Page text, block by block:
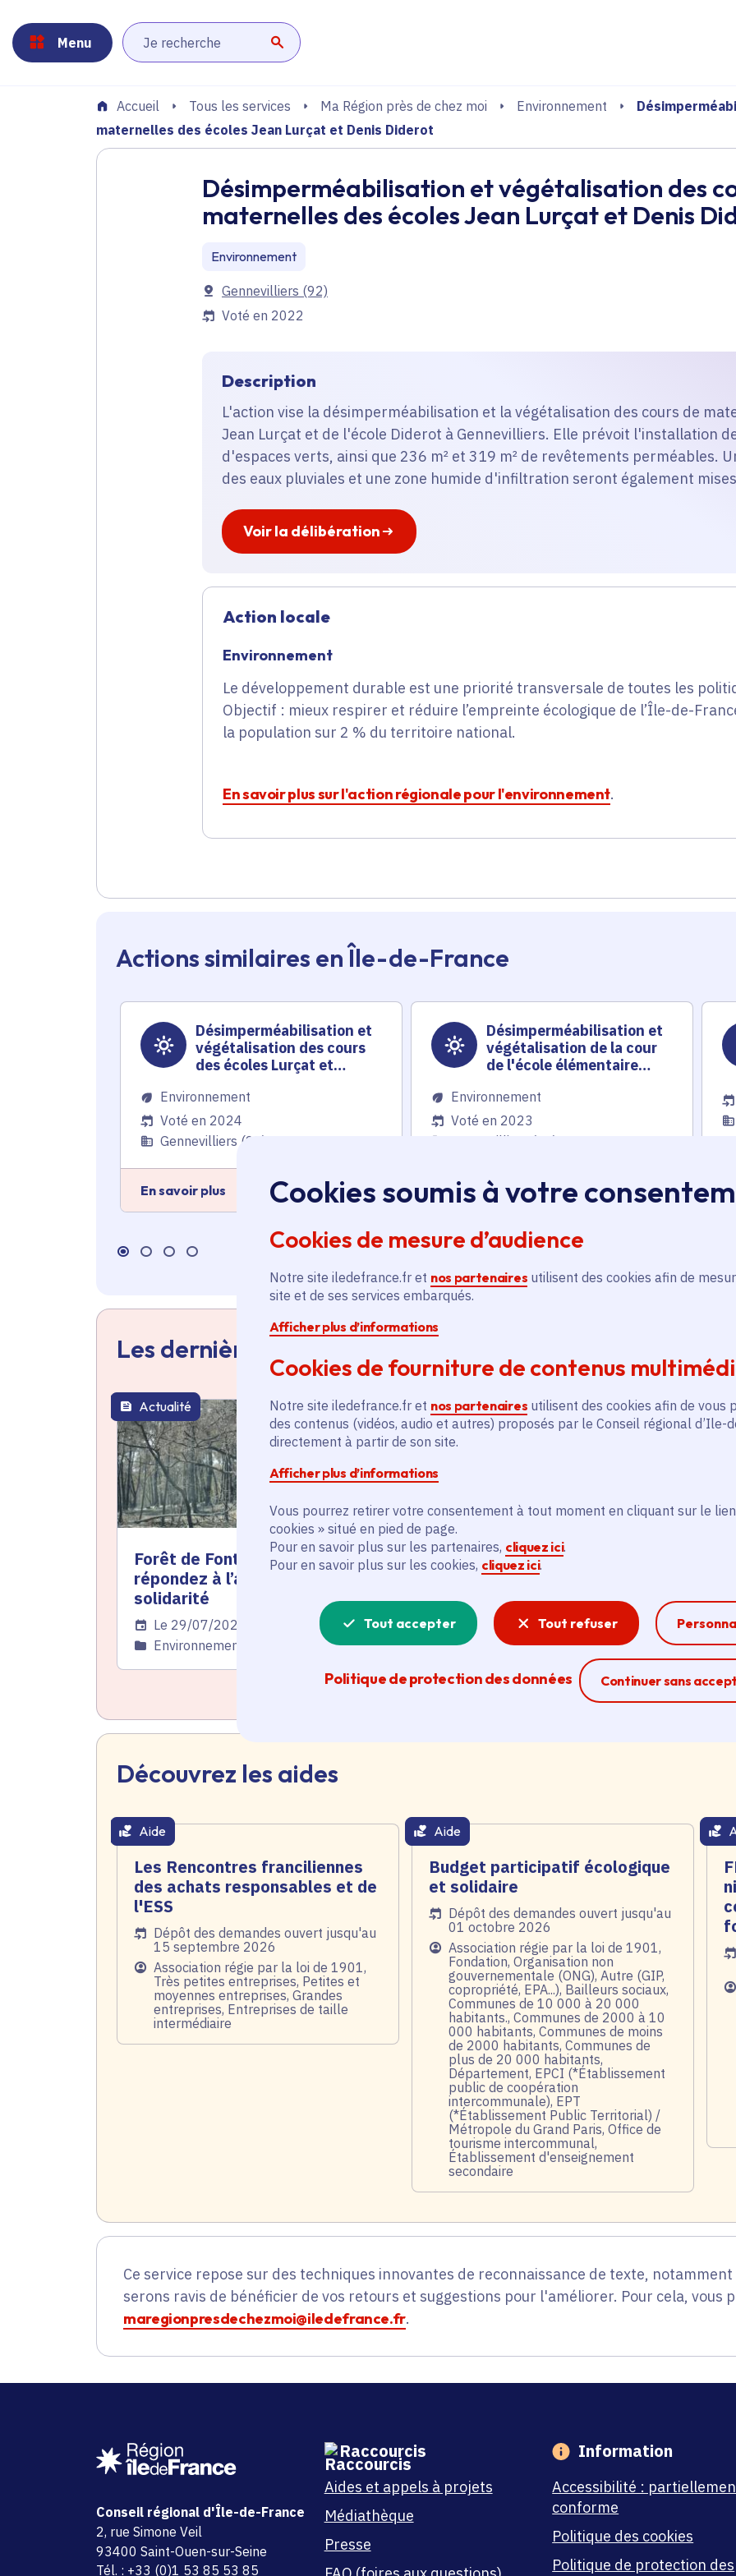
Cookies soumis à votre
Cookies de mesure d’audience
Notre site iledefrance.fr et nos partenaires utilisent des cookies afin de
site et de ses services embarqués.
Afficher plus d’informations
Cookies de fourniture de contenus
Notre site iledefrance.fr et nos partenaires utilisent des cookies afin de vous
des contenus (vidéos, audio et autres) proposés par le Conseil régional d’Ile-
directement à partir de son site.
Afficher plus d’informations
Vous pourrez retirer votre consentement à tout moment en cliquant sur le
cookies » situé en pied de page.
Pour en savoir plus sur les partenaires, cliquez ici.
Pour en savoir plus sur les cookies, cliquez ici.
Tout accepter Tout refuser
Politique de protection des données Continuer sans
Ferme la
Menu
Lancer la recherche
Accueil Tous les services Ma Région près de chez moi Environnement
maternelles des écoles Jean Lurçat et Denis Diderot
Désimperméabilisation et végétalisation des
maternelles des écoles Jean Lurçat et Denis
Environnement
Communes
Gennevilliers (92)
Voté en 2022
Description
L'action vise la désimperméabilisation et la végétalisation des cours de
Jean Lurçat et de l'école Diderot à Gennevilliers. Elle prévoit l'installation
d'espaces verts, ainsi que 236 m² et 319 m² de revêtements perméables.
des eaux pluviales et une zone humide d'infiltration seront également
Voir la délibération
Action locale
Environnement
Le développement durable est une priorité transversale de toutes les
Objectif : mieux respirer et réduire l’empreinte écologique de l’Île-de-
la population sur 2 % du territoire national.
En savoir plus sur l'action régionale pour l'environnement.
Actions similaires en Île-de-France
Désimperméabilisation et
végétalisation des cours
des écoles Lurçat et
Environnement
Voté en 2024
Gennevilliers (92)
En savoir plus
Désimperméabilisation et
végétalisation de la cour
de l'école élémentaire
Environnement
Voté en 2023
Gennevilliers (92)
En savoir plus
Les dernières actualités
thématique active
Actualité
Forêt de Fontainebleau :
répondez à l’appel à la
solidarité
Date de l'arrêté
Le 29/07/2026
Catégorie
Environnement, Région Île-de-France
thématique active
Actualité
Incendie de Fontainebleau : le
plan d'action de la Région pour
protéger les forêts
franciliennes
Date de l'arrêté
Le 24/07/2026
Environnement, Région Île-de-France
Découvrez les aides
thématique active
Aide
Les Rencontres franciliennes
des achats responsables et de
l'ESS
Date de l'arrêté
Dépôt des demandes ouvert jusqu'au
15 septembre 2026
PublicAssociation régie par la loi de 1901,
Très petites entreprises, Petites et
moyennes entreprises, Grandes
entreprises, Entreprises de taille
intermédiaire
thématique active
Aide
Budget participatif écologique
et solidaire
Date de l'arrêté
Dépôt des demandes ouvert jusqu'au
01 octobre 2026
PublicAssociation régie par la loi de 1901,
Fondation, Organisation non
gouvernementale (ONG), Autre (GIP,
copropriété, EPA...), Bailleurs sociaux,
Communes de 10 000 à 20 000
habitants., Communes de 2000 à 10
000 habitants, Communes de moins
de 2000 habitants, Communes de
plus de 20 000 habitants,
Département, EPCI (*Établissement
public de coopération
intercommunale), EPT
(*Établissement Public Territorial) /
Métropole du Grand Paris, Office de
tourisme intercommunal,
Établissement d'enseignement
secondaire
Ce service repose sur des techniques innovantes de reconnaissance de texte,
serons ravis de bénéficier de vos retours et suggestions pour l'améliorer. Pour cela, vous
maregionpresdechezmoi@iledefrance.fr.
Conseil régional d'Île-de-France
adresse
2, rue Simone Veil
code postal et commune
93400 Saint-Ouen-sur-Seine
Tél. : +33 (0)1 53 85 53 85
Raccourcis
Aides et appels à projets
Médiathèque
Presse
Information
Accessibilité :
conforme
Politique des cookies
Politique de protection des